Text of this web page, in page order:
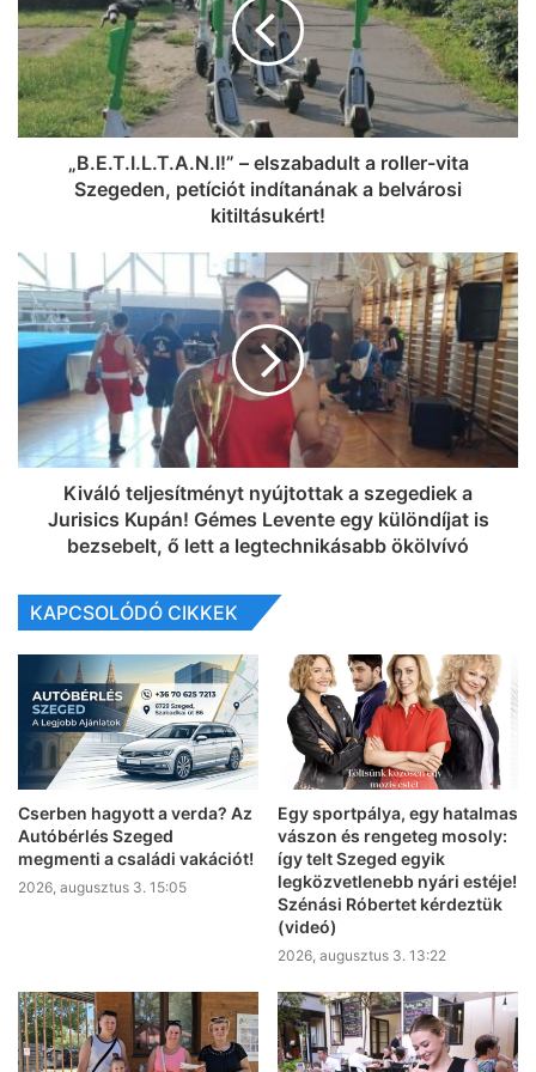
„B.E.T.I.L.T.A.N.I!” – elszabadult a roller-vita
Szegeden, petíciót indítanának a belvárosi
kitiltásukért!
Kiváló teljesítményt nyújtottak a szegediek a
Jurisics Kupán! Gémes Levente egy különdíjat is
bezsebelt, ő lett a legtechnikásabb ökölvívó
KAPCSOLÓDÓ CIKKEK
Cserben hagyott a verda? Az
Autóbérlés Szeged
megmenti a családi vakációt!
2026, augusztus 3. 15:05
Egy sportpálya, egy hatalmas
vászon és rengeteg mosoly:
így telt Szeged egyik
legközvetlenebb nyári estéje!
Szénási Róbertet kérdeztük
(videó)
2026, augusztus 3. 13:22